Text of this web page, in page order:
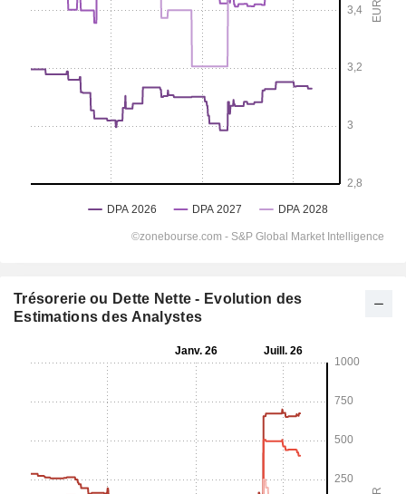
Trésorerie ou Dette Nette - Evolution des
Estimations des Analystes